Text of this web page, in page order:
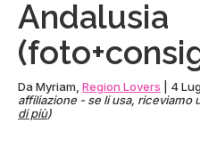
Manu
Andalusia
Da Myriam Region Lovers 4
affiliazione - se li usa, riceviamo
di più)